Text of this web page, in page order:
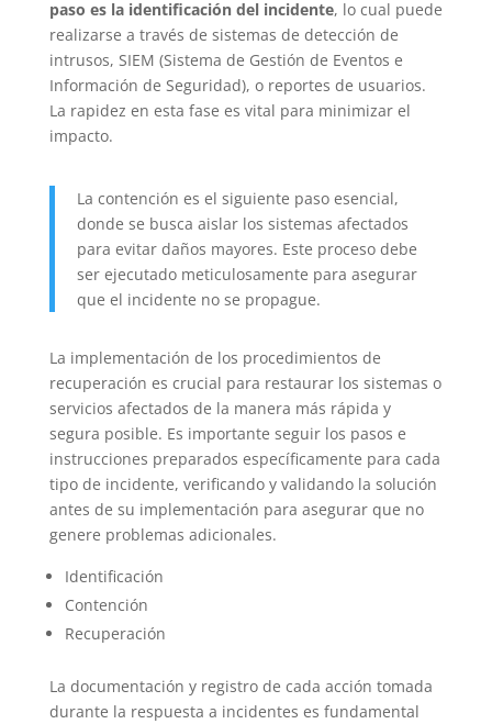
paso es la identificación del incidente, lo cual puede
realizarse a través de sistemas de detección de
intrusos, SIEM (Sistema de Gestión de Eventos e
Información de Seguridad), o reportes de usuarios.
La rapidez en esta fase es vital para minimizar el
impacto.
La contención es el siguiente paso esencial,
donde se busca aislar los sistemas afectados
para evitar daños mayores. Este proceso debe
ser ejecutado meticulosamente para asegurar
que el incidente no se propague.
La implementación de los procedimientos de
recuperación es crucial para restaurar los sistemas o
servicios afectados de la manera más rápida y
segura posible. Es importante seguir los pasos e
instrucciones preparados específicamente para cada
tipo de incidente, verificando y validando la solución
antes de su implementación para asegurar que no
genere problemas adicionales.
Identificación
Contención
Recuperación
La documentación y registro de cada acción tomada
durante la respuesta a incidentes es fundamental